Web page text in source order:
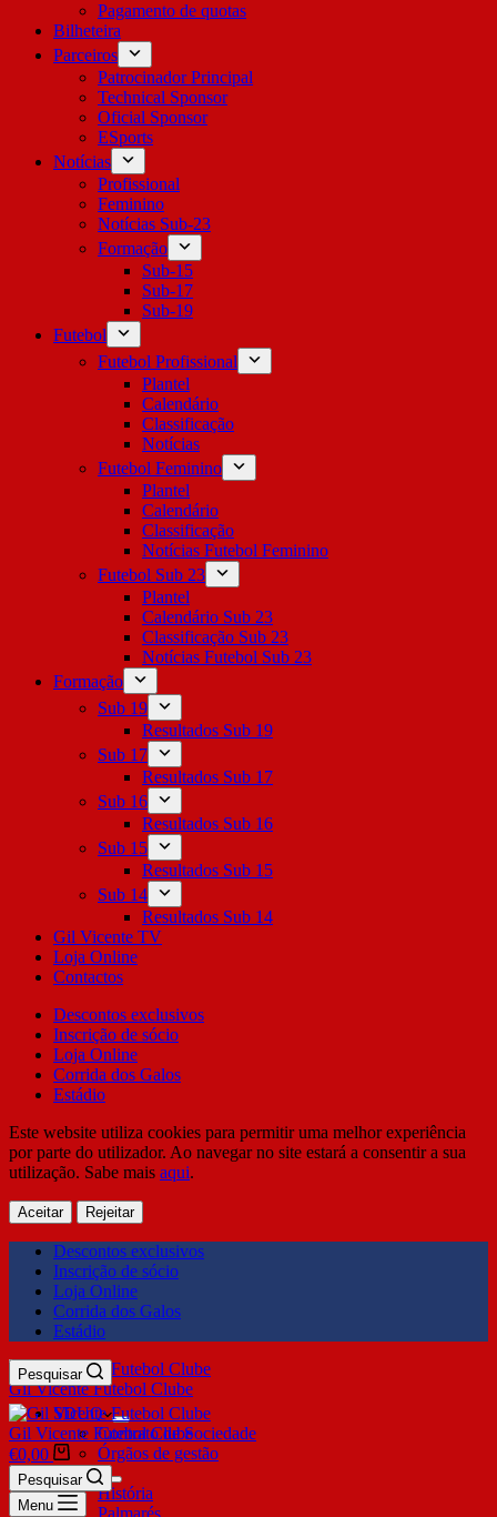
Pagamento de quotas
Bilheteira
Parceiros
Patrocinador Principal
Technical Sponsor
Oficial Sponsor
ESports
Notícias
Profissional
Feminino
Notícias Sub-23
Formação
Sub-15
Sub-17
Sub-19
Futebol
Futebol Profissional
Plantel
Calendário
Classificação
Notícias
Futebol Feminino
Plantel
Calendário
Classificação
Notícias Futebol Feminino
Futebol Sub 23
Plantel
Calendário Sub 23
Classificação Sub 23
Notícias Futebol Sub 23
Formação
Sub 19
Resultados Sub 19
Sub 17
Resultados Sub 17
Sub 16
Resultados Sub 16
Sub 15
Resultados Sub 15
Sub 14
Resultados Sub 14
Gil Vicente TV
Loja Online
Contactos
Descontos exclusivos
Inscrição de sócio
Loja Online
Corrida dos Galos
Estádio
Este website utiliza cookies para permitir uma melhor experiência
por parte do utilizador. Ao navegar no site estará a consentir a sua
utilização. Sabe mais aqui.
Aceitar Rejeitar
Descontos exclusivos
Inscrição de sócio
Loja Online
Corrida dos Galos
Estádio
Gil Vicente Futebol Clube
Pesquisar
SDUQ
Contrato de Sociedade
Órgãos de gestão
Clube
História
Palmarés
Gil Vicente Futebol Clube
€0,00
Pesquisar
Menu